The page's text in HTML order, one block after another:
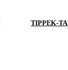
TIPPEK-